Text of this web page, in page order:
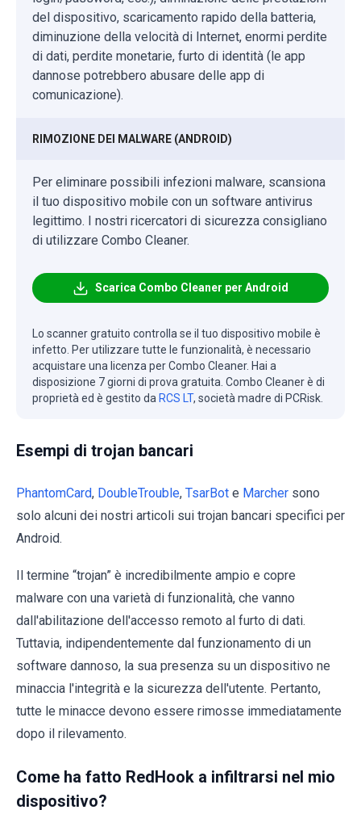
del dispositivo, scaricamento rapido della batteria,
diminuzione della velocità di Internet, enormi perdite
di dati, perdite monetarie, furto di identità (le app
dannose potrebbero abusare delle app di
comunicazione).
RIMOZIONE DEI MALWARE (ANDROID)
Per eliminare possibili infezioni malware, scansiona
il tuo dispositivo mobile con un software antivirus
legittimo. I nostri ricercatori di sicurezza consigliano
di utilizzare Combo Cleaner.
Scarica Combo Cleaner per Android
Lo scanner gratuito controlla se il tuo dispositivo mobile è
infetto. Per utilizzare tutte le funzionalità, è necessario
acquistare una licenza per Combo Cleaner. Hai a
disposizione 7 giorni di prova gratuita. Combo Cleaner è di
proprietà ed è gestito da RCS LT, società madre di PCRisk.
Esempi di trojan bancari
PhantomCard, DoubleTrouble, TsarBot e Marcher sono
solo alcuni dei nostri articoli sui trojan bancari specifici per
Android.
Il termine “trojan” è incredibilmente ampio e copre
malware con una varietà di funzionalità, che vanno
dall'abilitazione dell'accesso remoto al furto di dati.
Tuttavia, indipendentemente dal funzionamento di un
software dannoso, la sua presenza su un dispositivo ne
minaccia l'integrità e la sicurezza dell'utente. Pertanto,
tutte le minacce devono essere rimosse immediatamente
dopo il rilevamento.
Come ha fatto RedHook a infiltrarsi nel mio
dispositivo?